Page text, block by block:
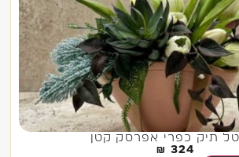
תיק כפרי אפרסק קטן
324
₪